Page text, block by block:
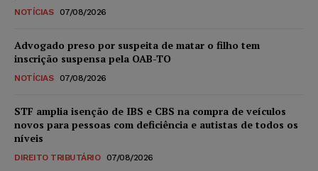
NOTÍCIAS 07/08/2026
Advogado preso por suspeita de matar o filho tem
inscrição suspensa pela OAB-TO
NOTÍCIAS 07/08/2026
STF amplia isenção de IBS e CBS na compra de veículos
novos para pessoas com deficiência e autistas de todos os
níveis
DIREITO TRIBUTÁRIO 07/08/2026